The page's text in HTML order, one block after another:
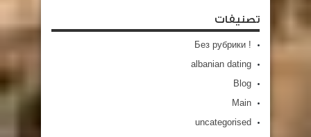
تصنيفات
! Без рубрики
albanian dating
Blog
Main
uncategorised